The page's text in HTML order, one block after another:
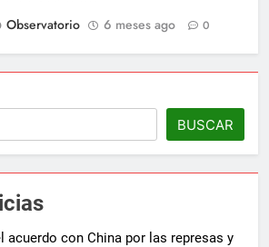
Observatorio
6 meses ago 0
BUSCAR
acuerdo con China por las represas y